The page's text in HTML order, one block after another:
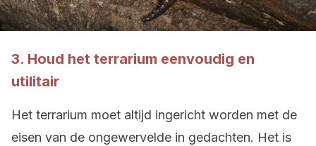
3. Houd het terrarium eenvoudig en
utilitair
Het terrarium moet altijd ingericht worden met de
eisen van de ongewervelde in gedachten. Het is